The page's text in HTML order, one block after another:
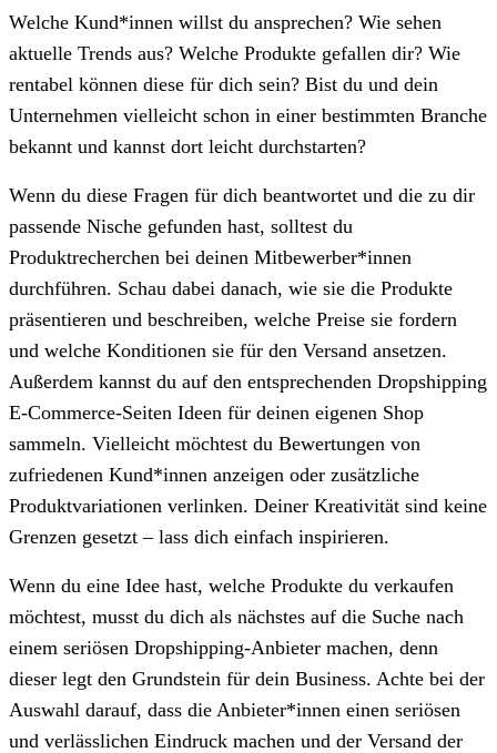
Welche Kund*innen willst du ansprechen? Wie sehen
aktuelle Trends aus? Welche Produkte gefallen dir? Wie
rentabel können diese für dich sein? Bist du und dein
Unternehmen vielleicht schon in einer bestimmten Branche
bekannt und kannst dort leicht durchstarten?
Wenn du diese Fragen für dich beantwortet und die zu dir
passende Nische gefunden hast, solltest du
Produktrecherchen bei deinen Mitbewerber*innen
durchführen. Schau dabei danach, wie sie die Produkte
präsentieren und beschreiben, welche Preise sie fordern
und welche Konditionen sie für den Versand ansetzen.
Außerdem kannst du auf den entsprechenden Dropshipping
E-Commerce-Seiten Ideen für deinen eigenen Shop
sammeln. Vielleicht möchtest du Bewertungen von
zufriedenen Kund*innen anzeigen oder zusätzliche
Produktvariationen verlinken. Deiner Kreativität sind keine
Grenzen gesetzt – lass dich einfach inspirieren.
Wenn du eine Idee hast, welche Produkte du verkaufen
möchtest, musst du dich als nächstes auf die Suche nach
einem seriösen Dropshipping-Anbieter machen, denn
dieser legt den Grundstein für dein Business. Achte bei der
Auswahl darauf, dass die Anbieter*innen einen seriösen
und verlässlichen Eindruck machen und der Versand der